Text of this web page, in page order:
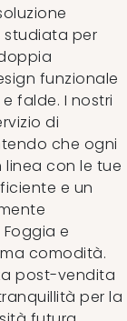
studiata per
funzionale
falde. I nostri
di
che ogni
linea con le tue
e un
e
comodità.
post-vendita
per la